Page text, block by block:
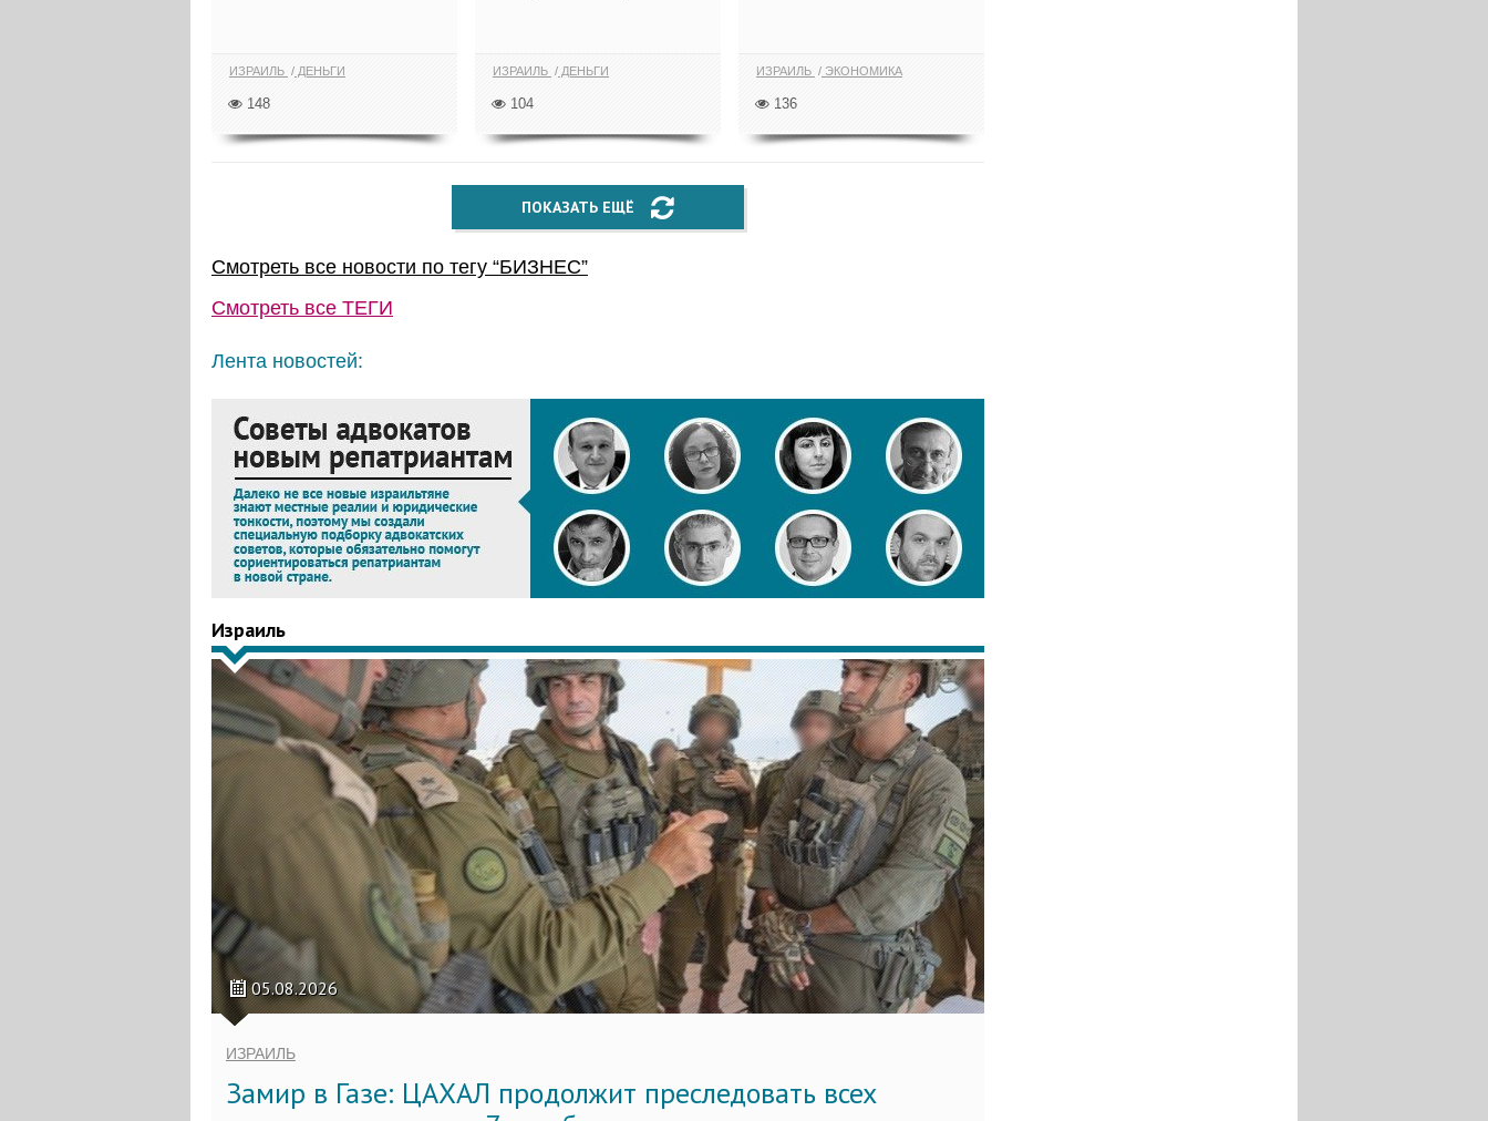
ИЗРАИЛЬ ДЕНЬГИ
148
ИЗРАИЛЬ ДЕНЬГИ
104
ИЗРАИЛЬ ЭКОНОМИКА
136
ПОКАЗАТЬ ЕЩЁ
Смотреть все новости по тегу “БИЗНЕС”
Смотреть все ТЕГИ
Лента новостей:
Израиль
05.08.2026
ИЗРАИЛЬ
Замир в Газе: ЦАХАЛ продолжит преследовать всех